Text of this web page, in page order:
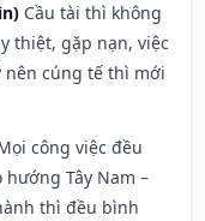
Cầu tài thì không
thiệt, gặp nạn, việc
cúng tế thì mới
công việc đều
Tây Nam –
thì đều bình